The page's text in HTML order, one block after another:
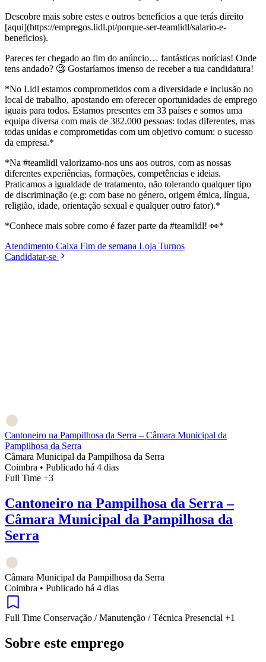
Descobre mais sobre estes e outros benefícios a que terás direito
[aqui](https://empregos.lidl.pt/porque-ser-teamlidl/salario-e-
beneficios).
Pareces ter chegado ao fim do anúncio… fantásticas notícias! Onde
tens andado? 🧐 Gostaríamos imenso de receber a tua candidatura!
*No Lidl estamos comprometidos com a diversidade e inclusão no
local de trabalho, apostando em oferecer oportunidades de emprego
iguais para todos. Estamos presentes em 33 países e somos uma
equipa diversa com mais de 382.000 pessoas: todas diferentes, mas
todas unidas e comprometidas com um objetivo comum: o sucesso
da empresa.*
*Na #teamlidl valorizamo-nos uns aos outros, com as nossas
diferentes experiências, formações, competências e ideias.
Praticamos a igualdade de tratamento, não tolerando qualquer tipo
de discriminação (e.g: com base no género, origem étnica, língua,
religião, idade, orientação sexual e qualquer outro fator).*
*Conhece mais sobre como é fazer parte da #teamlidl! 👀*
Atendimento Caixa Fim de semana Loja Turnos
Candidatar-se
Cantoneiro na Pampilhosa da Serra – Câmara Municipal da
Pampilhosa da Serra
Câmara Municipal da Pampilhosa da Serra
Coimbra • Publicado há 4 dias
Full Time +3
Cantoneiro na Pampilhosa da Serra –
Câmara Municipal da Pampilhosa da
Serra
Câmara Municipal da Pampilhosa da Serra
Coimbra • Publicado há 4 dias
Full Time Conservação / Manutenção / Técnica Presencial +1
Sobre este emprego